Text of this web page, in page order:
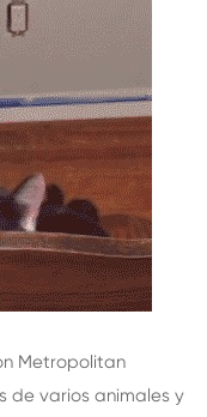
Metropolitan
de varios animales y